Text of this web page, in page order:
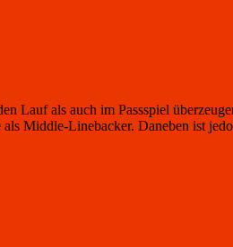
Lauf als auch im Passspiel
Middle-Linebacker. Daneben ist